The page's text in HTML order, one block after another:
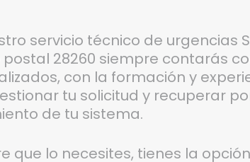
servicio técnico de urgencias
28260 siempre contarás
con la formación y
tu solicitud y recuperar
de tu sistema.
que lo necesites, tienes la